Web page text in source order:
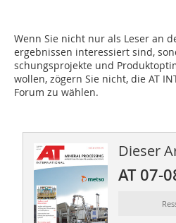
Wenn Sie nicht nur als Leser an
ergebnissen interessiert sind,
schungs­projekte und
wollen, zögern Sie nicht, die AT
Forum zu wählen.
Dieser
AT 07-